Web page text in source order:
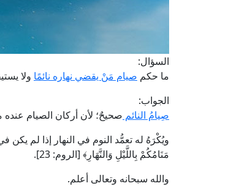
السؤال:
ما حكم صيام مَنْ يقضي نهاره نائمًا ولا
الجواب:
صِيامُ النائم صحيحٌ؛ لأن أركان الصيام
ويُكْرَهُ له تعمُّد النوم في النهار إذا لم
مَنَامُكُمْ بِاللَّيْلِ وَالنَّهَارِ﴾ [الروم: 23].
والله سبحانه وتعالى أعلم.